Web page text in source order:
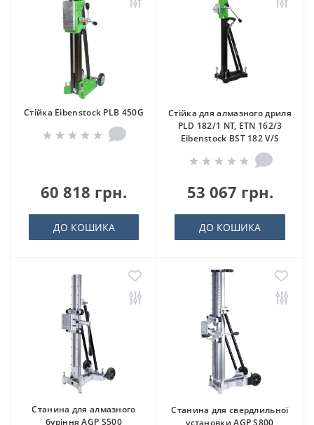
Стійка Eibenstock PLB 450G
60 818 грн.
ДО КОШИКА
Стійка для алмазного дриля
PLD 182/1 NT, ETN 162/3
Eibenstock BST 182 V/S
53 067 грн.
ДО КОШИКА
Станина для алмазного
буріння AGP S500
Станина для свердлильної
установки AGP S800